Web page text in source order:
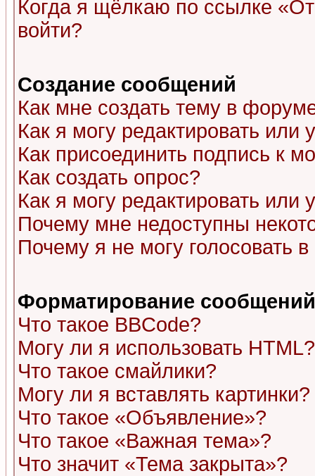
Когда я щёлкаю по ссылке
войти?
Создание сообщений
Как мне создать тему в
Как я могу редактировать или
Как присоединить подпись к
Как создать опрос?
Как я могу редактировать или
Почему мне недоступны
Почему я не могу голосовать
Форматирование
Что такое BBCode?
Могу ли я использовать HTML?
Что такое смайлики?
Могу ли я вставлять картинки?
Что такое «Объявление»?
Что такое «Важная тема»?
Что значит «Тема закрыта»?